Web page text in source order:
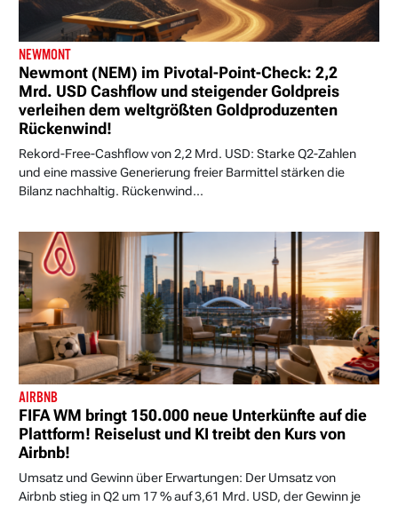
NEWMONT
Newmont (NEM) im Pivotal-Point-Check: 2,2
Mrd. USD Cashflow und steigender Goldpreis
verleihen dem weltgrößten Goldproduzenten
Rückenwind!
Rekord-Free-Cashflow von 2,2 Mrd. USD: Starke Q2-Zahlen
und eine massive Generierung freier Barmittel stärken die
Bilanz nachhaltig. Rückenwind...
AIRBNB
FIFA WM bringt 150.000 neue Unterkünfte auf die
Plattform! Reiselust und KI treibt den Kurs von
Airbnb!
Umsatz und Gewinn über Erwartungen: Der Umsatz von
Airbnb stieg in Q2 um 17 % auf 3,61 Mrd. USD, der Gewinn je